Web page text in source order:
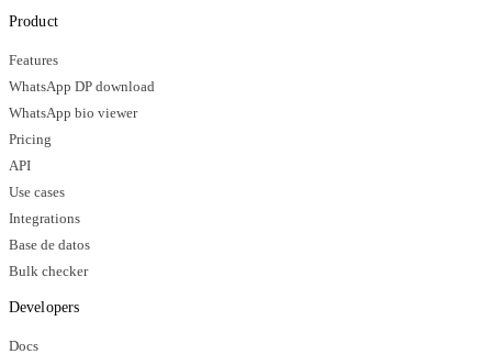
Product
Features
WhatsApp DP download
WhatsApp bio viewer
Pricing
API
Use cases
Integrations
Base de datos
Bulk checker
Developers
Docs